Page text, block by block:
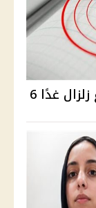
البحوث الفلكية تحسم مزاعم وقوع زلزال غدًا 6